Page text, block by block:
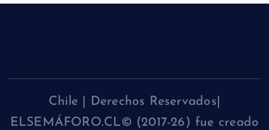
Chile | Derechos Reservados|
ELSEMÁFORO.CL© (2017-26) fue creado